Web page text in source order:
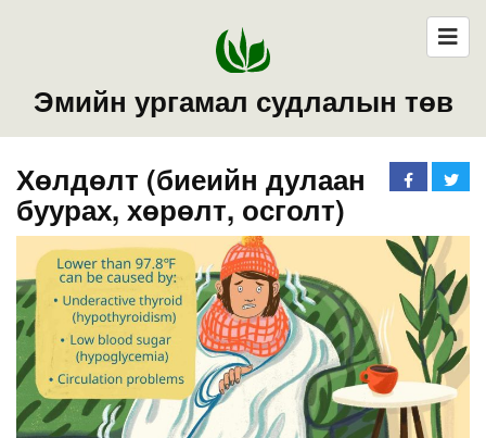
Эмийн ургамал судлалын төв
Хөлдөлт (биеийн дулаан
буурах, хөрөлт, осголт)